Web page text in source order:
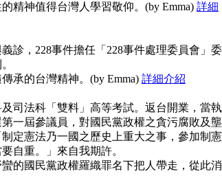
精神值得台灣人學習敬仰。(by Emma) 詳細
診，228事件擔任「228事件處理委員會」委
承的台灣精神。(by Emma) 詳細介紹
司法科「雙料」高等考試。返台開業，當執
一屆參議員，對國民黨政權之貪污腐敗及壟
定憲法乃一國之歷史上重大之事，參加制憲
自重。」來自我期許。
的國民黨政權羅織罪名下把人帶走，從此消